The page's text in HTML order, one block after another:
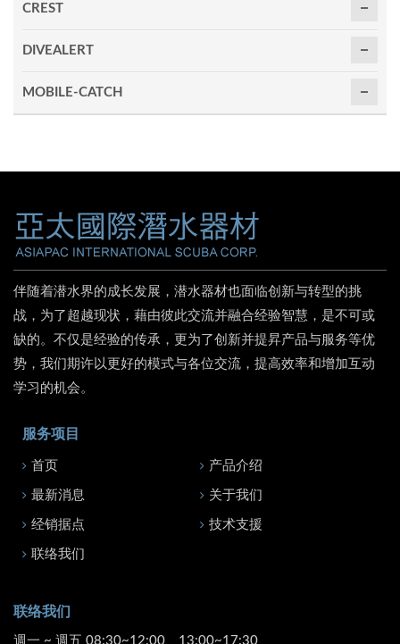
CREST
DIVEALERT
MOBILE-CATCH
伴随着潜水界的成长发展，潜水器材也面临创新与转型的挑
战，为了超越现状，藉由彼此交流并融合经验智慧，是不可或
缺的。不仅是经验的传承，更为了创新并提昇产品与服务等优
势，我们期许以更好的模式与各位交流，提高效率和增加互动
学习的机会。
服务项目
首页 产品介绍
最新消息 关于我们
经销据点 技术支援
联络我们
联络我们
週一 ~ 週五 08:30~12:00、13:00~17:30